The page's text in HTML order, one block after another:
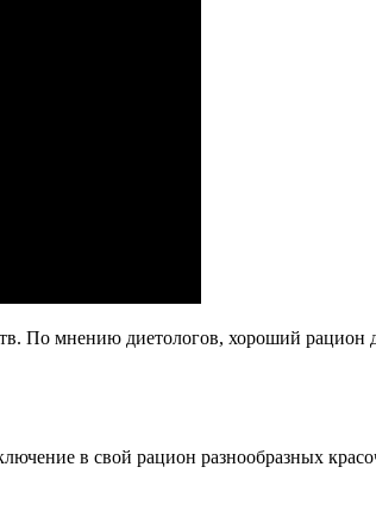
По мнению диетологов, хороший рацион
в свой рацион разнообразных